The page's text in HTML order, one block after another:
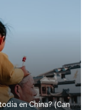
en China? (Can